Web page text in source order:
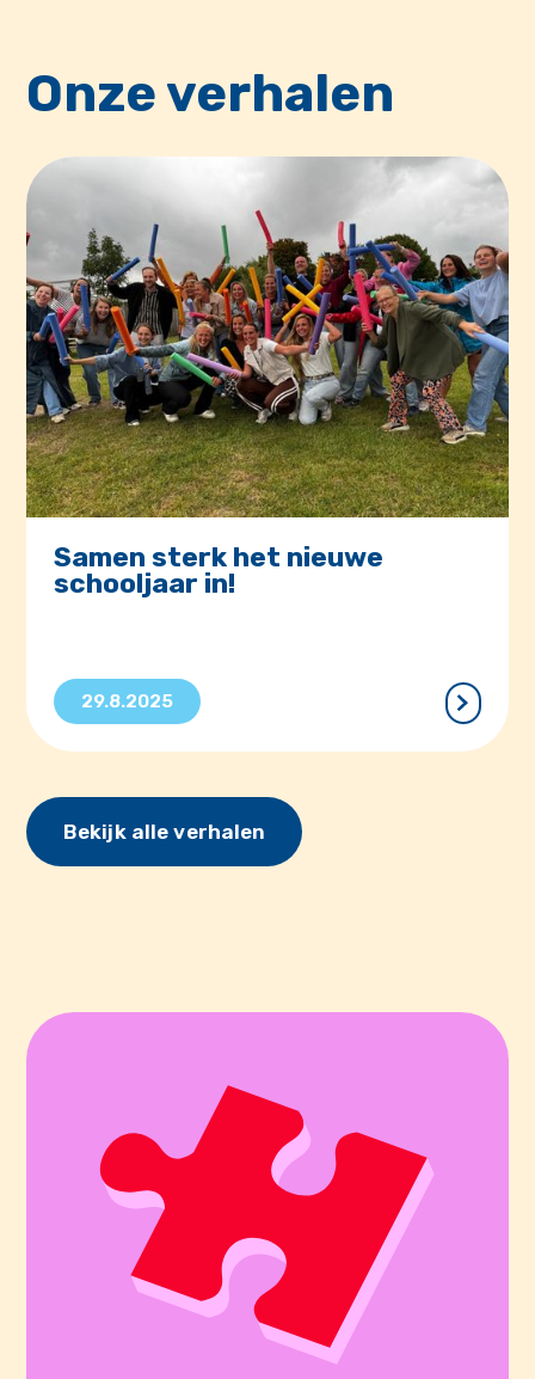
Onze verhalen
Samen sterk het nieuwe
schooljaar in!
29.8.2025
Bekijk alle verhalen